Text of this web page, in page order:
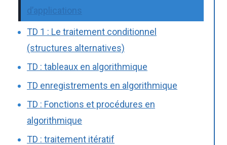
d’applications
TD 1 : Le traitement conditionnel
(structures alternatives)
TD : tableaux en algorithmique
TD enregistrements en algorithmique
TD : Fonctions et procédures en
algorithmique
TD : traitement itératif